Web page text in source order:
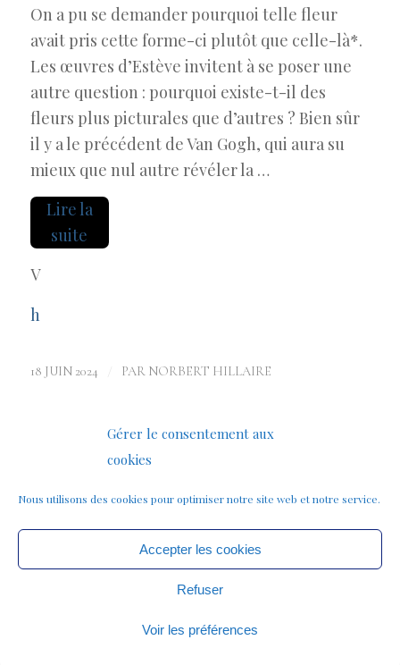
Gérer le consentement aux
cookies
Nous utilisons des cookies pour optimiser notre site web et notre service.
Accepter les cookies
Refuser
Voir les préférences
On a pu se demander pourquoi telle fleur
avait pris cette forme-ci plutôt que celle-là*.
Les œuvres d’Estève invitent à se poser une
autre question : pourquoi existe-t-il des
fleurs plus picturales que d’autres ? Bien sûr
il y a le précédent de Van Gogh, qui aura su
mieux que nul autre révéler la …
Lire la
suite
V
h
18 JUIN 2024 PAR NORBERT HILLAIRE
Partager cette publication